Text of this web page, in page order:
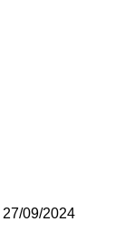
27/09/2024